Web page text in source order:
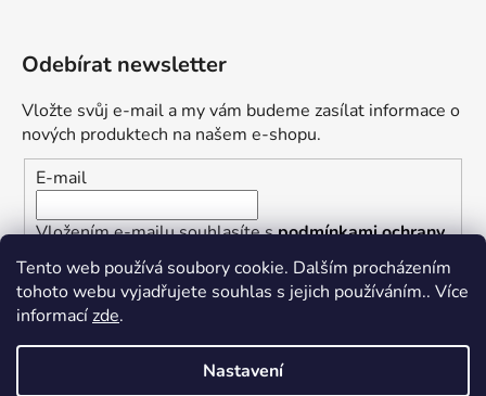
Tento web používá soubory cookie. Dalším procházením
tohoto webu vyjadřujete souhlas s jejich používáním.. Více
informacízde.
Nastavení
Odebírat newsletter
Vložte svůj e-mail a my vám budeme zasílat informace o
nových produktech na našem e-shopu.
E-mail
Vložením e-mailu souhlasíte spodmínkami ochrany
osobních údajů
PŘIHLÁSIT SE